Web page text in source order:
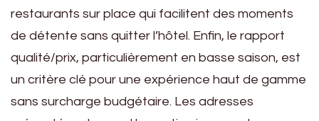
restaurants sur place qui facilitent des moments
de détente sans quitter l’hôtel. Enfin, le rapport
qualité/prix, particulièrement en basse saison, est
un critère clé pour une expérience haut de gamme
sans surcharge budgétaire. Les adresses